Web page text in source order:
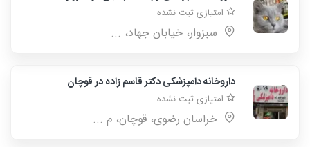
امتیازی ثبت نشده
سبزوار، خیابان جهاد، ...
داروخانه دامپزشکی دکتر قاسم زاده در قوچان
امتیازی ثبت نشده
خراسان رضوی، قوچان، م ...